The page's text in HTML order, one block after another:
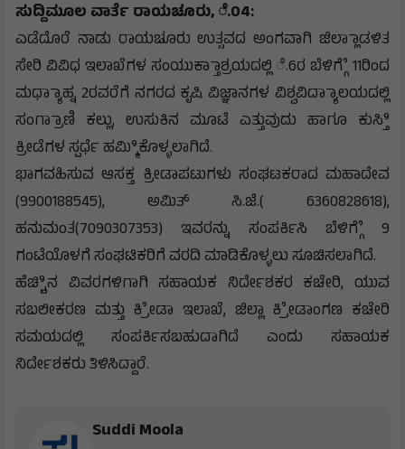
ಸುದ್ದಿಮೂಲ ವಾರ್ತೆ ರಾಯಚೂರು, ೆ.04:
ಎಡೆದೊರೆ ನಾಡು ರಾಯಚೂರು ಉತ್ಸವದ ಅಂಗವಾಗಿ ಜಿಲ್ಲಾಾಡಳಿತ
ಸೇರಿ ವಿವಿಧ ಇಲಾಖೆಗಳ ಸಂಯುಕ್ತಾಾಶ್ರಯದಲ್ಲಿ ೆ.6ರ ಬೆಳಿಗ್ಗೆೆ 11ರಿಂದ
ಮಧ್ಯಾಾಹ್ನ 2ರವರೆಗೆ ನಗರದ ಕೃಷಿ ವಿಜ್ಞಾನಗಳ ವಿಶ್ವವಿದ್ಯಾಾಲಯದಲ್ಲಿ
ಸಂಗ್ರಾಾಣಿ ಕಲ್ಲು, ಉಸುಕಿನ ಮೂಟೆ ಎತ್ತುವುದು ಹಾಗೂ ಕುಸ್ತಿಿ
ಕ್ರೀಡೆಗಳ ಸ್ಪರ್ಧೆ ಹಮ್ಮಿಿಕೊಳ್ಳಲಾಗಿದೆ.
ಭಾಗವಹಿಸುವ ಆಸಕ್ತ ಕ್ರೀಡಾಪಟುಗಳು ಸಂಘಟಕರಾದ ಮಹಾದೇವ
(9900188545), ಅಮಿತ್ ಸಿ.ಜೆ.( 6360828618),
ಹನುಮಂತ(7090307353) ಇವರನ್ನು ಸಂಪರ್ಕಿಸಿ ಬೆಳಿಗ್ಗೆೆ 9
ಗಂಟೆಯೊಳಗೆ ಸಂಘಟಿಕರಿಗೆ ವರದಿ ಮಾಡಿಕೊಳ್ಳಲು ಸೂಚಿಸಲಾಗಿದೆ.
ಹೆಚ್ಚಿಿನ ವಿವರಗಳಿಗಾಗಿ ಸಹಾಯಕ ನಿರ್ದೇಶಕರ ಕಚೇರಿ, ಯುವ
ಸಬಲೀಕರಣ ಮತ್ತು ಕ್ರೀೆಡಾ ಇಲಾಖೆ, ಜಿಲ್ಲಾ ಕ್ರೀೆಡಾಂಗಣ ಕಚೇರಿ
ಸಮಯದಲ್ಲಿ ಸಂಪರ್ಕಿಸಬಹುದಾಗಿದೆ ಎಂದು ಸಹಾಯಕ
ನಿರ್ದೇಶಕರು ತಿಳಿಸಿದ್ದಾರೆ.
Suddi Moola